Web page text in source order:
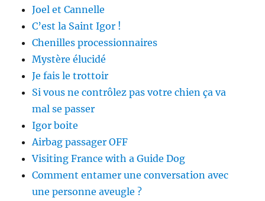
Joel et Cannelle
C’est la Saint Igor !
Chenilles processionnaires
Mystère élucidé
Je fais le trottoir
Si vous ne contrôlez pas votre chien ça va
mal se passer
Igor boite
Airbag passager OFF
Visiting France with a Guide Dog
Comment entamer une conversation avec
une personne aveugle ?